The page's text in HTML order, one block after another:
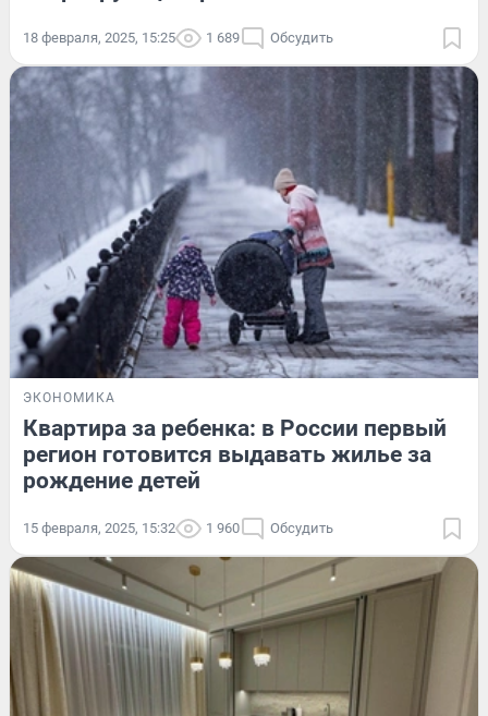
18 февраля, 2025, 15:25 1 689 Обсудить
ЭКОНОМИКА
Квартира за ребенка: в России первый
регион готовится выдавать жилье за
рождение детей
15 февраля, 2025, 15:32 1 960 Обсудить